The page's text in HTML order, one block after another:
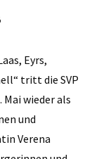
Eyrs,
tritt die SVP
Mai wieder als
und
Verena